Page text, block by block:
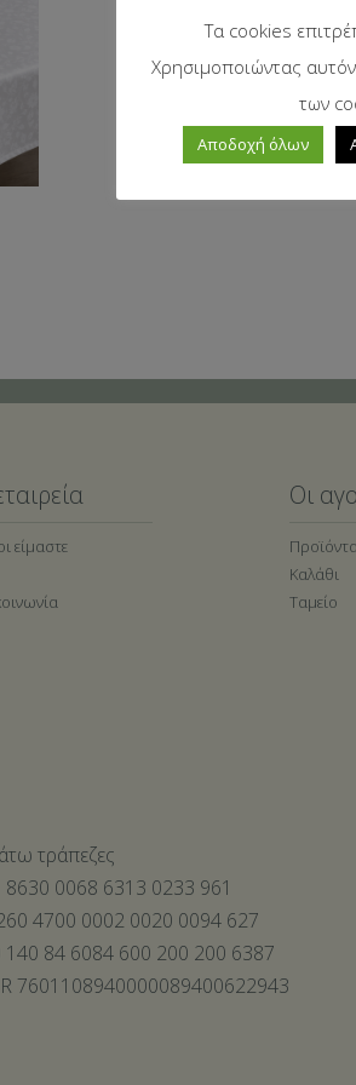
είμαστε
Οι
Καλάθι
Ταμείο
τράπεζες
8630 0068 6313 0233 961
4700 0002 0020 0094 627
84 6084 600 200 200 6387
7601108940000089400622943
Τα cookies
Χρησιμοποιώντας
των
Αποδοχή όλων